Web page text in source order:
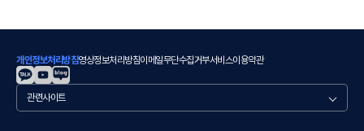
개인정보처리방침영상정보처리방침이메일무단수집거부서비스이용약관
관
련